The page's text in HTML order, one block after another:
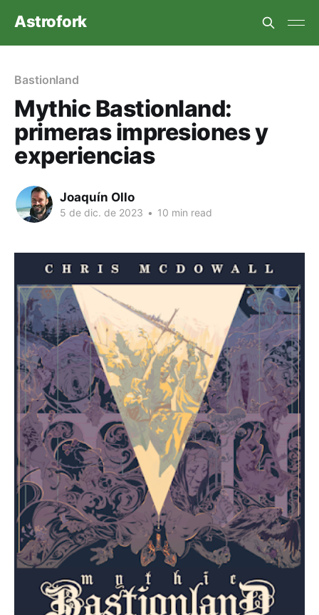
Astrofork
Bastionland
Mythic Bastionland:
primeras impresiones y
experiencias
Joaquín Ollo
5 de dic. de 2023 • 10 min read